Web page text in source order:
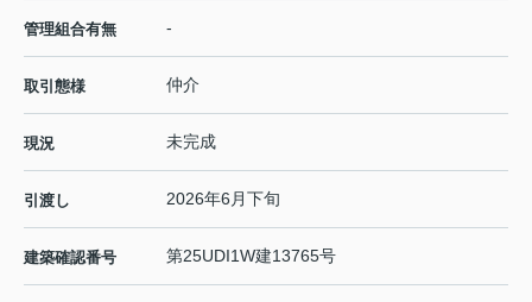
管理組合有無 -
取引態様 仲介
現況 未完成
引渡し 2026年6月下旬
建築確認番号 第25UDI1W建13765号